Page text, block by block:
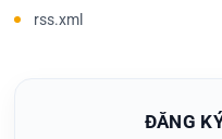
rss.xml
ĐĂNG